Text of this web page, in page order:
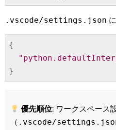
.vscode/settings.json
{
}
優先順位: ワークスペース
（ .vscode/